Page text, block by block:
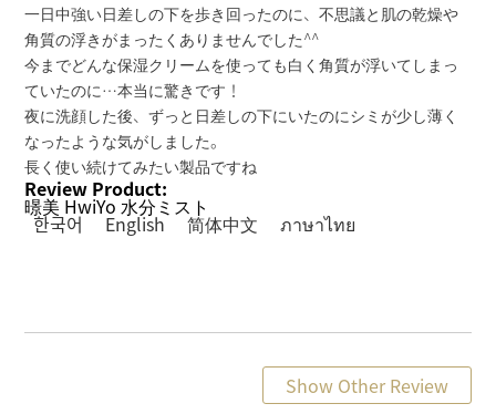
一日中強い日差しの下を歩き回ったのに、不思議と肌の乾燥や
角質の浮きがまったくありませんでした^^
今までどんな保湿クリームを使っても白く角質が浮いてしまっ
ていたのに…本当に驚きです！
夜に洗顔した後、ずっと日差しの下にいたのにシミが少し薄く
なったような気がしました。
長く使い続けてみたい製品ですね
Review Product:
暻美 HwiYo 水分ミスト
한국어 English 简体中文 ภาษาไทย
Show Other Review